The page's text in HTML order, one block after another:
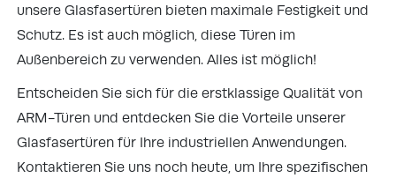
unsere Glasfasertüren bieten maximale Festigkeit und
Schutz. Es ist auch möglich, diese Türen im
Außenbereich zu verwenden. Alles ist möglich!
Entscheiden Sie sich für die erstklassige Qualität von
ARM-Türen und entdecken Sie die Vorteile unserer
Glasfasertüren für Ihre industriellen Anwendungen.
Kontaktieren Sie uns noch heute, um Ihre spezifischen